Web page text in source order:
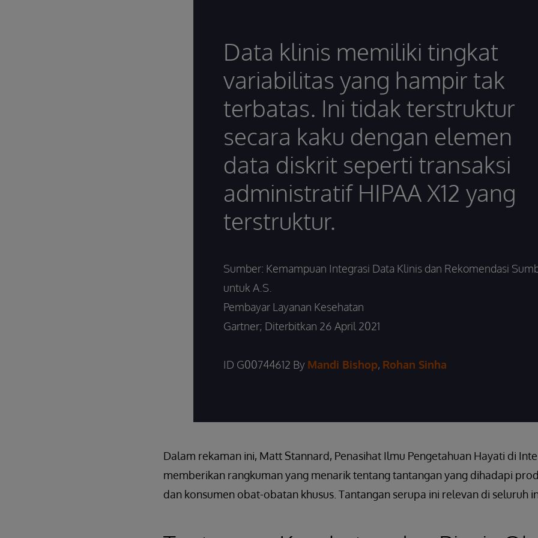
Data klinis memiliki tingkat
variabilitas yang hampir tak
terbatas. Ini tidak terstruktur
secara kaku dengan elemen
data diskrit seperti transaksi
administratif HIPAA X12 yang
terstruktur.
Sumber: Kemampuan Integrasi Data Klinis dan Rekomendasi
untuk A.S.
Pembayar Layanan Kesehatan
Gartner; Diterbitkan 26 April 2021
ID G00744612 By Mandi Bishop, Rohan Sinha
Dalam rekaman ini, Matt Stannard, Penasihat Ilmu Pengetahuan Hayati di
memberikan rangkuman yang menarik tentang tantangan yang dihadapi
dan konsumen obat-obatan khusus. Tantangan serupa ini relevan di seluruh